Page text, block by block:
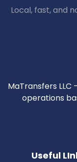
Local, fast, and
MaTransfers LLC
operations
Useful